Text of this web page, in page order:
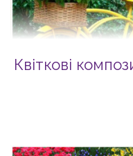
Квіткові